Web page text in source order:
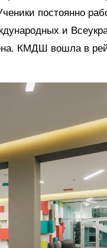
постоянно
и
КМДШ вошла в